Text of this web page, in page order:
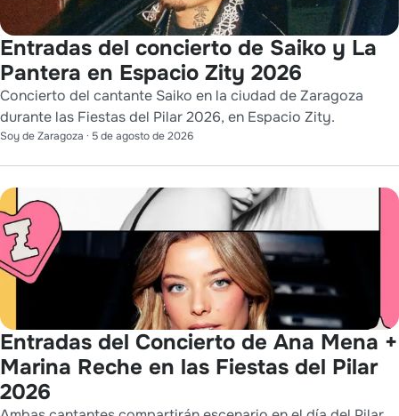
Entradas del concierto de Saiko y La
Pantera en Espacio Zity 2026
Concierto del cantante Saiko en la ciudad de Zaragoza
durante las Fiestas del Pilar 2026, en Espacio Zity.
Soy de Zaragoza · 5 de agosto de 2026
Entradas del Concierto de Ana Mena +
Marina Reche en las Fiestas del Pilar
2026